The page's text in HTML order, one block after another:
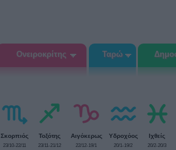
Ονειροκρίτης Ταρώ
Σκορπιός
23/10-22/11
Τοξότης
23/11-21/12
Αιγόκερως
22/12-19/1
Υδροχόος
20/1-19/2
Ιχθείς
20/2-20/3